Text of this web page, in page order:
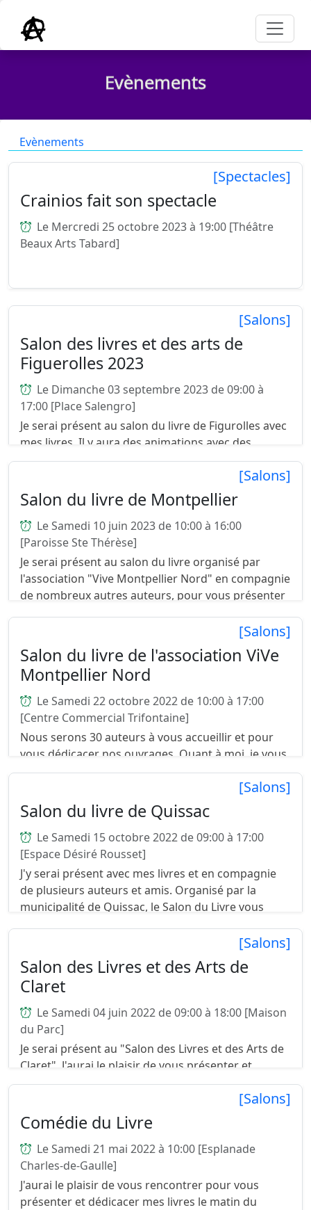
Evènements
Evènements
[Spectacles]
Crainios fait son spectacle
Le Mercredi 25 octobre 2023 à 19:00 [Théâtre
Beaux Arts Tabard]
[Salons]
Salon des livres et des arts de
Figuerolles 2023
Le Dimanche 03 septembre 2023 de 09:00 à
17:00 [Place Salengro]
Je serai présent au salon du livre de Figurolles avec
mes livres. Il y aura des animations avec des
lectures, chants, contes, danses... Une buvette
sera sur place dès le matin et à midi une petite ...
[Salons]
Salon du livre de Montpellier
Le Samedi 10 juin 2023 de 10:00 à 16:00
[Paroisse Ste Thérèse]
Je serai présent au salon du livre organisé par
l'association "Vive Montpellier Nord" en compagnie
de nombreux autres auteurs, pour vous présenter
[Salons]
Salon du livre de l'association ViVe
Montpellier Nord
Le Samedi 22 octobre 2022 de 10:00 à 17:00
[Centre Commercial Trifontaine]
Nous serons 30 auteurs à vous accueillir et pour
vous dédicacer nos ouvrages. Quant à moi, je vous
présenterai mes 2 ouvrages. ...
[Salons]
Salon du livre de Quissac
Le Samedi 15 octobre 2022 de 09:00 à 17:00
[Espace Désiré Rousset]
J'y serai présent avec mes livres et en compagnie
de plusieurs auteurs et amis. Organisé par la
municipalité de Quissac, le Salon du Livre vous
[Salons]
Salon des Livres et des Arts de
Claret
Le Samedi 04 juin 2022 de 09:00 à 18:00 [Maison
du Parc]
Je serai présent au "Salon des Livres et des Arts de
Claret". J'aurai le plaisir de vous présenter et
dédicacer mon recueil de nouvelles "Le libraire"
ainsi que mes "Couillonnades en re mineur". ...[Salons]
Comédie du Livre
Le Samedi 21 mai 2022 à 10:00 [Esplanade
Charles-de-Gaulle]
J'aurai le plaisir de vous rencontrer pour vous
présenter et dédicacer mes livres le matin du